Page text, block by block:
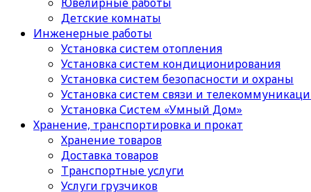
Детские комнаты
Инженерные работы
Установка систем отопления
Установка систем кондиционирования
Установка систем безопасности и охраны
Установка систем связи и
Установка Систем «Умный Дом»
Хранение, транспортировка и прокат
Хранение товаров
Доставка товаров
Транспортные услуги
Услуги грузчиков